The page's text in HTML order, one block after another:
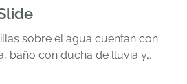
sobre el agua cuentan con
baño con ducha de lluvia y…